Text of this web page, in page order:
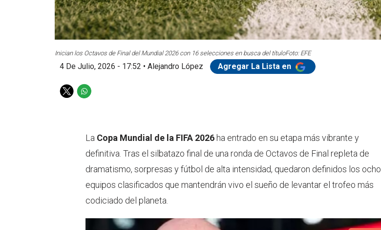
Inician los Octavos de Final del Mundial 2026 con 16 selecciones en busca del títuloFoto: EFE
4 De Julio, 2026 - 17:52 • Alejandro López Agregar La Lista en
T
W
s
p
p
La Copa Mundial de la FIFA 2026 ha entrado en su etapa más vibrante y
definitiva. Tras el silbatazo final de una ronda de Octavos de Final repleta de
dramatismo, sorpresas y fútbol de alta intensidad, quedaron definidos los ocho
equipos clasificados que mantendrán vivo el sueño de levantar el trofeo más
codiciado del planeta.